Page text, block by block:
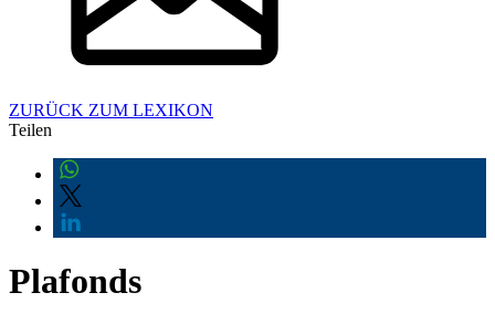
ZURÜCK ZUM LEXIKON
Teilen
Plafonds